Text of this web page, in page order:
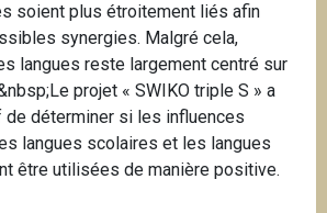
soient plus étroitement liés afin
synergies. Malgré cela,
langues reste largement centré sur
projet « SWIKO triple S » a
de déterminer si les influences
langues scolaires et les langues
être utilisées de manière positive.